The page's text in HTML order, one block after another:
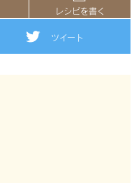
レシピを書く
ツイート